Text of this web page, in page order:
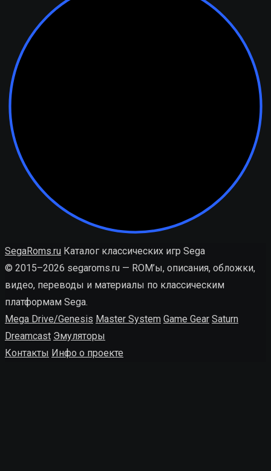
SegaRoms.ru Каталог классических игр Sega
© 2015–2026 segaroms.ru — ROM’ы, описания, обложки,
видео, переводы и материалы по классическим
платформам Sega.
Mega Drive/Genesis Master System Game Gear Saturn
Dreamcast Эмуляторы
Контакты Инфо о проекте